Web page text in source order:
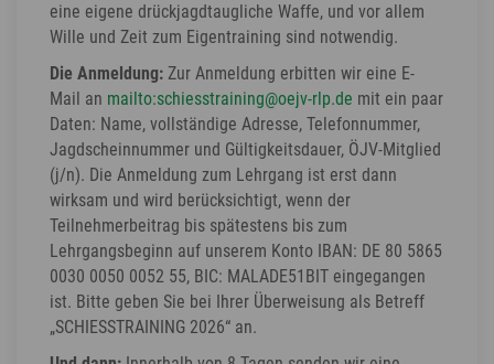
eine eigene drückjagdtaugliche Waffe, und vor allem
Wille und Zeit zum Eigentraining sind notwendig.
Die Anmeldung: Zur Anmeldung erbitten wir eine E-
Mail an mailto:schiesstraining@oejv-rlp.de mit ein paar
Daten: Name, vollständige Adresse, Telefonnummer,
Jagdscheinnummer und Gültigkeitsdauer, ÖJV-Mitglied
(j/n). Die Anmeldung zum Lehrgang ist erst dann
wirksam und wird berücksichtigt, wenn der
Teilnehmerbeitrag bis spätestens bis zum
Lehrgangsbeginn auf unserem Konto IBAN: DE 80 5865
0030 0050 0052 55, BIC: MALADE51BIT eingegangen
ist. Bitte geben Sie bei Ihrer Überweisung als Betreff
„SCHIESSTRAINING 2026“ an.